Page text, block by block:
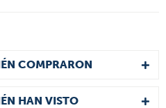
COMPRARON
HAN VISTO